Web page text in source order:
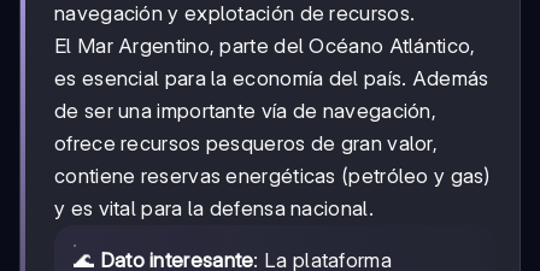
navegación y explotación de recursos.
El Mar Argentino, parte del Océano Atlántico,
es esencial para la economía del país. Además
de ser una importante vía de navegación,
ofrece recursos pesqueros de gran valor,
contiene reservas energéticas (petróleo y gas)
y es vital para la defensa nacional.
🌊 Dato interesante: La plataforma